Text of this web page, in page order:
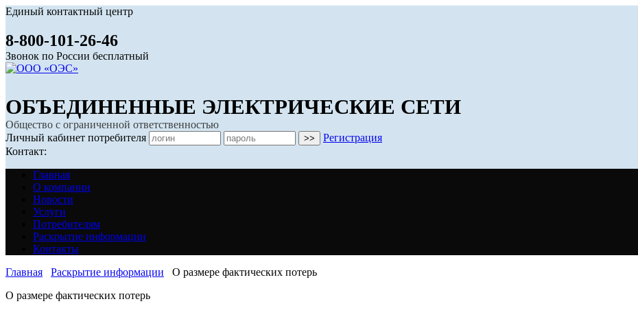
Единый контактный центр
8-800-101-26-46
Звонок по России бесплатный
ОБЪЕДИНЕННЫЕ ЭЛЕКТРИЧЕСКИЕ СЕТИ
Общество с ограниченной ответственностью
Личный кабинет потребителя
Регистрация
Контакт:
Главная
О компании
Новости
Услуги
Потребителям
Раскрытие информации
Контакты
Главная
Раскрытие информации
О размере фактических потерь
О размере фактических потерь